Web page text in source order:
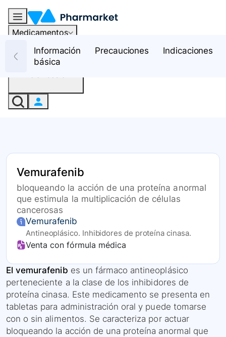
Medicamentos
RecursosInformación
básica
Precauciones Indicaciones
Vemurafenib
bloqueando la acción de una proteína anormal
que estimula la multiplicación de células
cancerosas
Vemurafenib
Antineoplásico. Inhibidores de proteína cinasa.
Venta con fórmula médica
El vemurafenib es un fármaco antineoplásico
perteneciente a la clase de los inhibidores de
proteína cinasa. Este medicamento se presenta en
tabletas para administración oral y puede tomarse
con o sin alimentos. Se caracteriza por actuar
bloqueando la acción de una proteína anormal que